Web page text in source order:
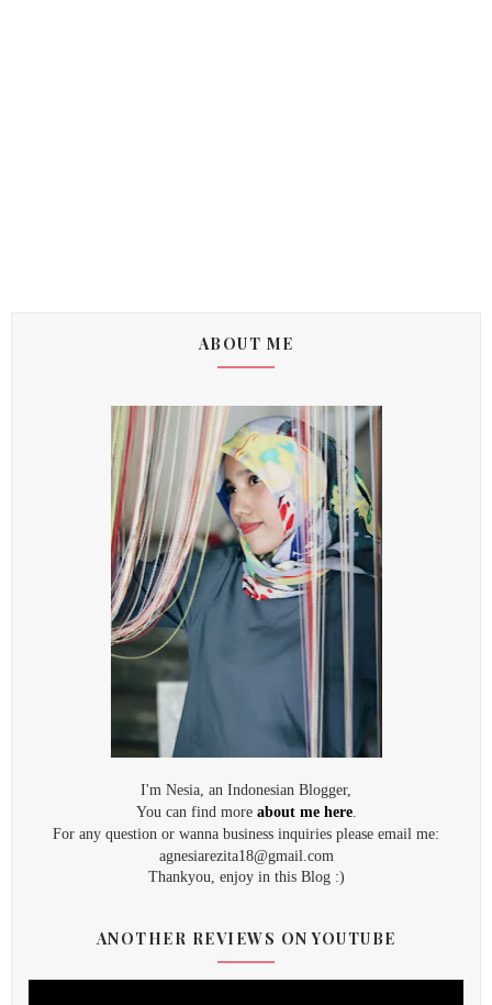
ABOUT ME
I'm Nesia, an Indonesian Blogger,
You can find more about me here.
For any question or wanna business inquiries please email me:
agnesiarezita18@gmail.com
Thankyou, enjoy in this Blog :)
ANOTHER REVIEWS ON YOUTUBE